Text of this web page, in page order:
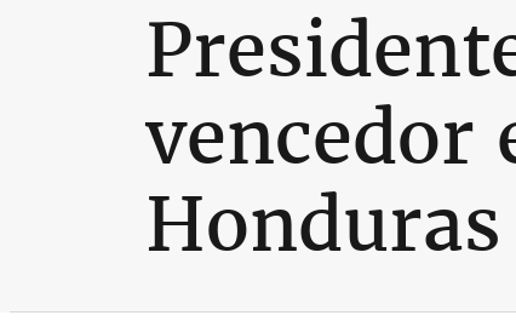
vencedor
Honduras